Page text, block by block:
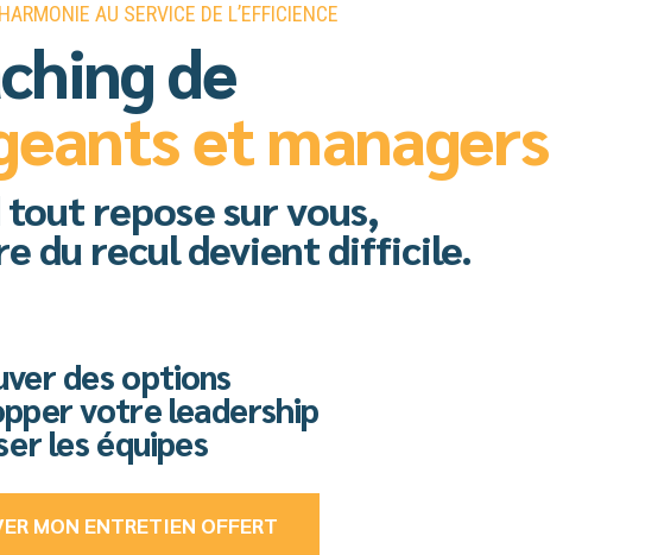
AU SERVICE DE L’EFFICIENCE
de
et managers
tout repose sur vous,
du recul devient difficile.
des options
votre leadership
les équipes
MON ENTRETIEN OFFERT